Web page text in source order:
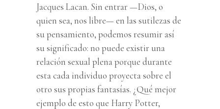
Jacques Lacan. Sin entrar —Dios, o
quien sea, nos libre— en las sutilezas de
su pensamiento, podemos resumir así
su significado: no puede existir una
relación sexual plena porque durante
esta cada individuo proyecta sobre el
otro sus propias fantasías. ¿Qué mejor
ejemplo de esto que Harry Potter,